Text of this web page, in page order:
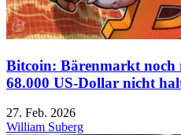
Bitcoin: Bärenmarkt
68.000 US-Dollar nicht
27. Feb. 2026
William Suberg